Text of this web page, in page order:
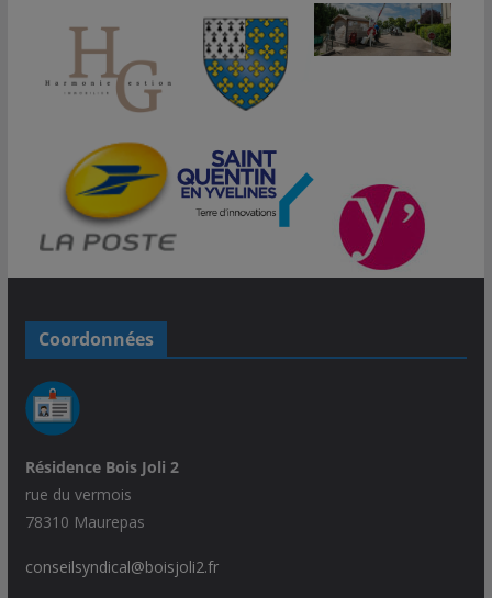
Coordonnées
Résidence Bois Joli 2
rue du vermois
78310 Maurepas
conseilsyndical@boisjoli2.fr